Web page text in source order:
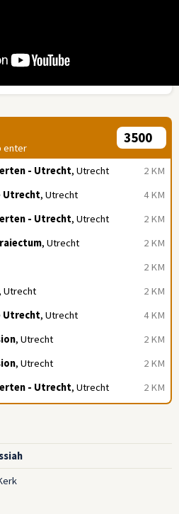
enter
2 KM
- Utrecht, Utrecht
4 KM
Utrecht, Utrecht
2 KM
- Utrecht, Utrecht
2 KM
, Utrecht
2 KM
2 KM
, Utrecht
4 KM
Utrecht, Utrecht
2 KM
, Utrecht
2 KM
, Utrecht
2 KM
- Utrecht, Utrecht